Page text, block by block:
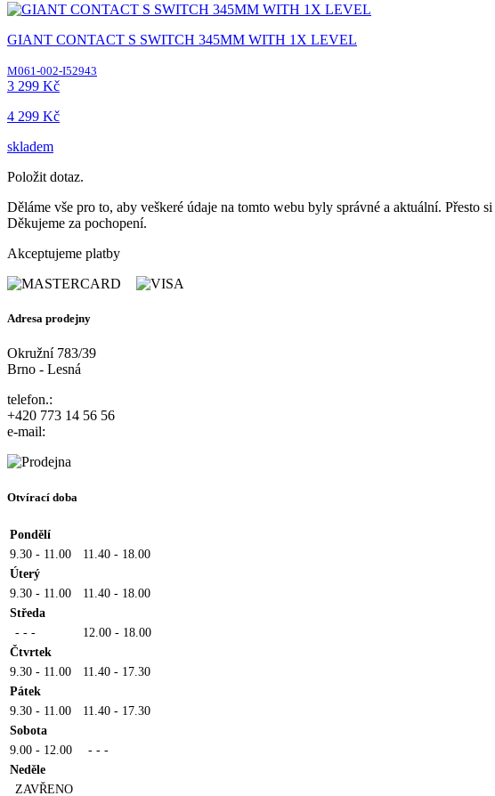
GIANT CONTACT S SWITCH 345MM WITH 1X LEVEL
M061-002-I52943
3 299 Kč
4 299 Kč
skladem
Položit dotaz.
Děláme vše pro to, aby veškeré údaje na tomto webu byly správné a aktuální.
Děkujeme za pochopení.
Akceptujeme platby
Adresa prodejny
Okružní 783/39
Brno - Lesná
telefon.:
+420 773 14 56 56
e-mail:
Otvírací doba
Pondělí
9.30 - 11.00
11.40 - 18.00
Úterý
9.30 - 11.00
11.40 - 18.00
Středa
- - -
12.00 - 18.00
Čtvrtek
9.30 - 11.00
11.40 - 17.30
Pátek
9.30 - 11.00
11.40 - 17.30
Sobota
9.00 - 12.00
- - -
Neděle
ZAVŘENO